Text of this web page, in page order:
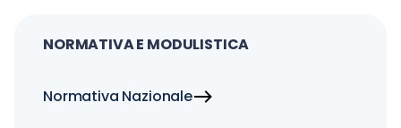
NORMATIVA E MODULISTICA
Normativa Nazionale